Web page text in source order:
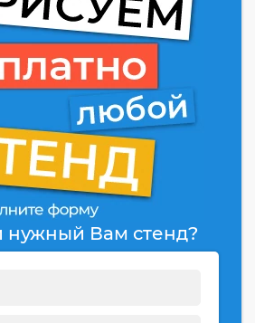
Вам стенд?